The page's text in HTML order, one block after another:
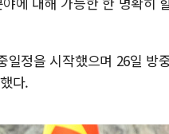
정을 시작했으며 26일 방
다.